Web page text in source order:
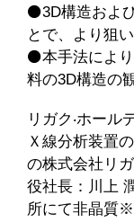
⚫3D構造およ
とで、より狙
⚫本手法によ
料の3D構造の
リガク‧ホール
Ｘ線分析装置
の株式会社リ
役社長：川上
所にて非晶質